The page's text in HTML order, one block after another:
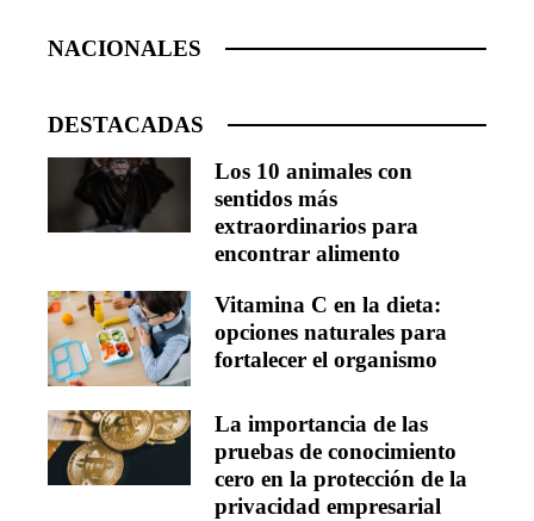
NACIONALES
DESTACADAS
Los 10 animales con
sentidos más
extraordinarios para
encontrar alimento
Vitamina C en la dieta:
opciones naturales para
fortalecer el organismo
La importancia de las
pruebas de conocimiento
cero en la protección de la
privacidad empresarial